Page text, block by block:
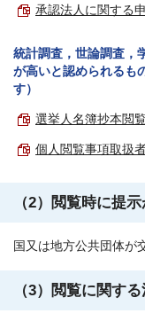
承認法人に関する
統計調査，世論調査，
が高いと認められるも
す）
選挙人名簿抄本閲
個人閲覧事項取扱
（2）閲覧時に提
国又は地方公共団体が
（3）閲覧に関す